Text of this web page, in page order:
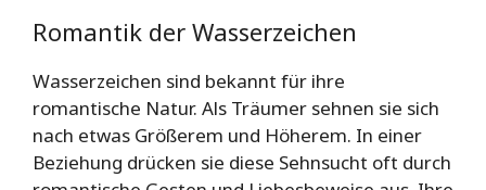
Romantik der Wasserzeichen
Wasserzeichen sind bekannt für ihre
romantische Natur. Als Träumer sehnen sie sich
nach etwas Größerem und Höherem. In einer
Beziehung drücken sie diese Sehnsucht oft durch